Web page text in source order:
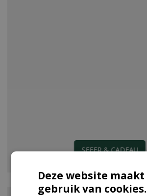
SFEER & CADEAU
Deze website maakt
gebruik van cookies.